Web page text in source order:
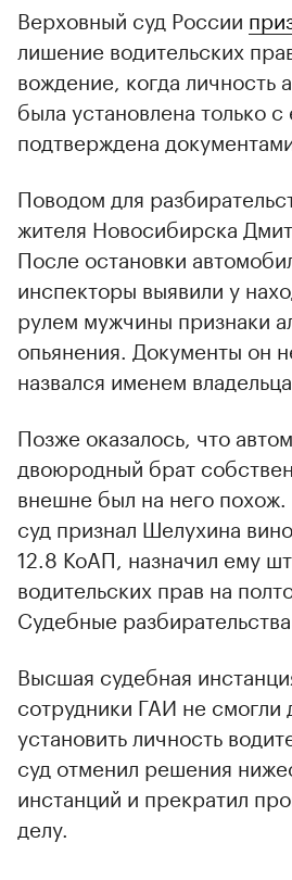
00:00 / 00:00
Верховный суд России
лишение водительских
вождение, когда личность
была установлена только с
подтверждена
Поводом для
жителя Новосибирска
После остановки
инспекторы выявили у
рулем мужчины признаки
опьянения. Документы он
назвался именем
Позже оказалось, что
двоюродный брат
внешне был на него
суд признал Шелухина
12.8 КоАП, назначил ему
водительских прав на
Судебные
Высшая судебная
сотрудники ГАИ не смогли
установить личность
суд отменил решения
инстанций и прекратил
делу.